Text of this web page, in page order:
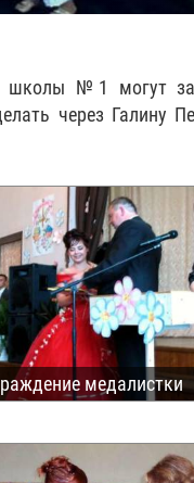
школы №1 могут
через Галину
медалистки